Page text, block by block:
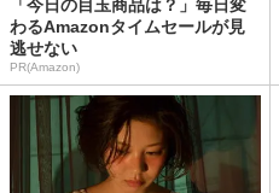
「今日の目玉商品は？」毎日変
わるAmazonタイムセールが見
逃せない
PR(Amazon)